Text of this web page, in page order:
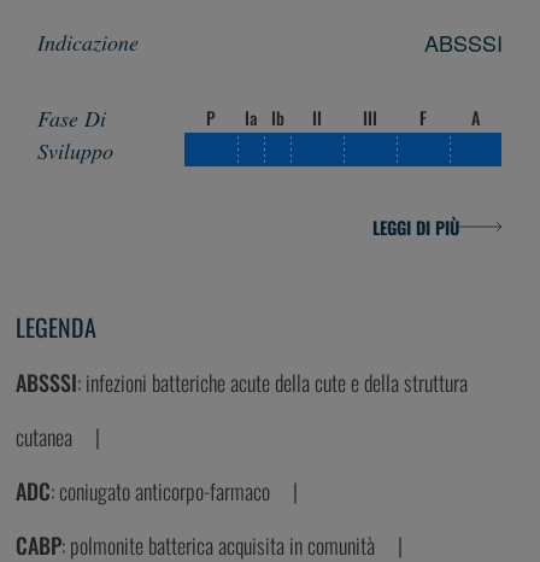
ABSSSI
P Ia Ib II III F A
LEGGI DI PIÙ
LEGENDA
ABSSSI: infezioni batteriche acute della cute e della struttura
cutanea
ADC: coniugato anticorpo-farmaco
CABP: polmonite batterica acquisita in comunità